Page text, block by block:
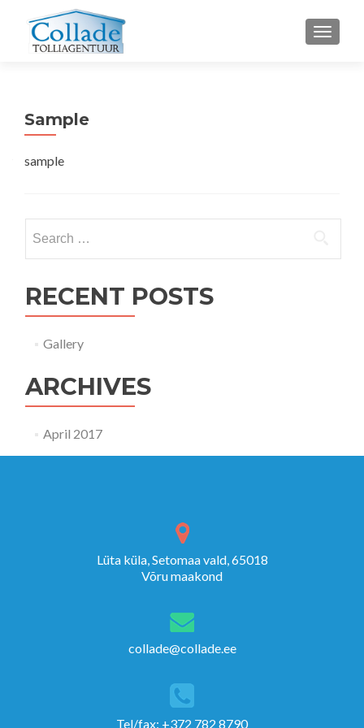
Sample
sample
for:
RECENT POSTS
Gallery
ARCHIVES
April 2017
Lüta küla, Setomaa vald, 65018
Võru maakond
collade@collade.ee
Tel/fax: +372 782 8790